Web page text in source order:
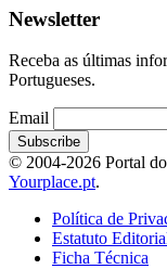
Newsletter
Receba as últimas
Portugueses.
Email
© 2004-2026 Portal
Yourplace.pt.
Política de
Estatuto
Ficha Técnica